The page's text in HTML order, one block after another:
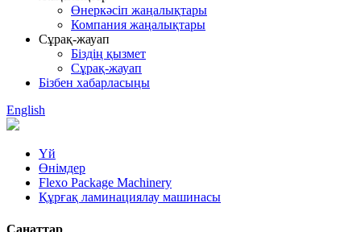
Өнеркәсіп жаңалықтары
Компания жаңалықтары
Сұрақ-жауап
Біздің қызмет
Сұрақ-жауап
Бізбен хабарласыңы
English
Үй
Өнімдер
Flexo Package Machinery
Құрғақ ламинациялау машинасы
Санаттар